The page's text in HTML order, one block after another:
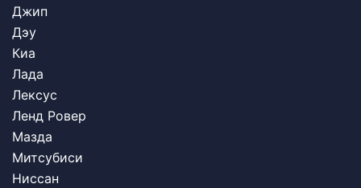
Джип
Дэу
Киа
Лада
Лексус
Ленд Ровер
Мазда
Митсубиси
Ниссан